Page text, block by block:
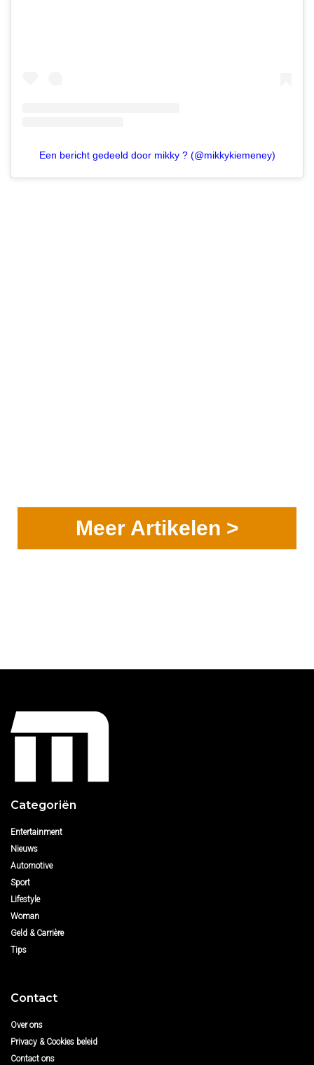
Een bericht gedeeld door mikky ? (@mikkykiemeney)
Meer Artikelen >
Categoriën
Entertainment
Nieuws
Automotive
Sport
Lifestyle
Woman
Geld & Carrière
Tips
Contact
Over ons
Privacy & Cookies beleid
Contact ons